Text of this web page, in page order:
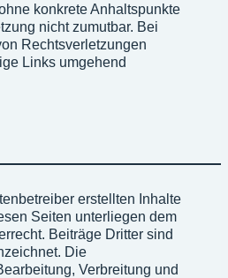
konkrete Anhaltspunkte
nicht zumutbar. Bei
Rechtsverletzungen
Links umgehend
erstellten Inhalte
Seiten unterliegen dem
Beiträge Dritter sind
Die
Verbreitung und